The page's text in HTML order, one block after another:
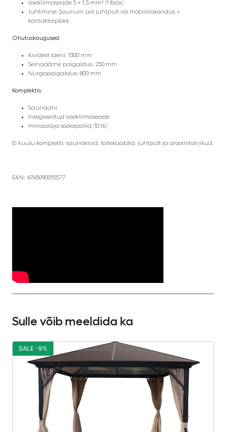
sisekliimaseade 5 × 1,5 mm² (1 faas)
Juhtimine: Saunum Leil juhtpult või mobiilirakendus +
kontaktorplokk.
Ohutuskaugused:
Kividest laeni: 1300 mm
Seinaäärne paigaldus: 250 mm
Nurgapaigaldus: 800 mm
Komplektis:
Saunaahi
Integreeritud sisekliimaseade
Himaalaja soolapallid (10 tk)
Ei kuulu komplekti: saunakivid, toitekaablid, juhtpult ja aroomitarvikud.
EAN: 4745090015577
Sulle võib meeldida ka
SALE -9%